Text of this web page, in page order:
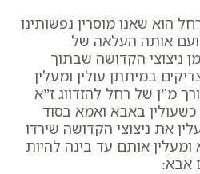
הוא שאנו מוסרין נפשותינו
ועם אותה העלאה של
ניצוצי הקדושה שבתוך
במיתתן עולין ומעלין
מ”ן של רחל להזדווג ז”א
כשעולין באבא ואמא בסוד
את ניצוצי הקדושה שירדו
אותם עד בינה להיות
אבא: